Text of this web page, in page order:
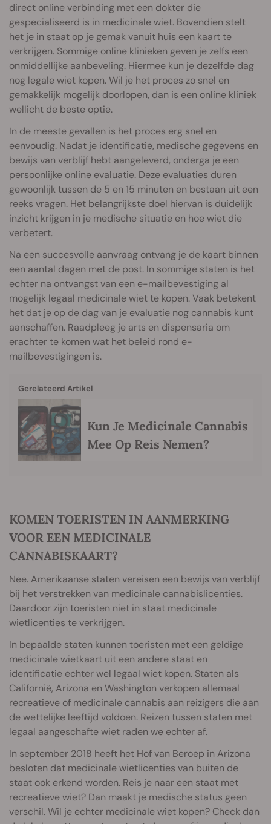
direct online verbinding met een dokter die
gespecialiseerd is in medicinale wiet. Bovendien stelt
het je in staat op je gemak vanuit huis een kaart te
verkrijgen. Sommige online klinieken geven je zelfs een
onmiddellijke aanbeveling. Hiermee kun je dezelfde dag
nog legale wiet kopen. Wil je het proces zo snel en
gemakkelijk mogelijk doorlopen, dan is een online kliniek
wellicht de beste optie.
In de meeste gevallen is het proces erg snel en
eenvoudig. Nadat je identificatie, medische gegevens en
bewijs van verblijf hebt aangeleverd, onderga je een
persoonlijke online evaluatie. Deze evaluaties duren
gewoonlijk tussen de 5 en 15 minuten en bestaan uit een
reeks vragen. Het belangrijkste doel hiervan is duidelijk
inzicht krijgen in je medische situatie en hoe wiet die
verbetert.
Na een succesvolle aanvraag ontvang je de kaart binnen
een aantal dagen met de post. In sommige staten is het
echter na ontvangst van een e-mailbevestiging al
mogelijk legaal medicinale wiet te kopen. Vaak betekent
het dat je op de dag van je evaluatie nog cannabis kunt
aanschaffen. Raadpleeg je arts en dispensaria om
erachter te komen wat het beleid rond e-
mailbevestigingen is.
Gerelateerd Artikel
Kun Je Medicinale Cannabis
Mee Op Reis Nemen?
KOMEN TOERISTEN IN AANMERKING
VOOR EEN MEDICINALE
CANNABISKAART?
Nee. Amerikaanse staten vereisen een bewijs van verblijf
bij het verstrekken van medicinale cannabislicenties.
Daardoor zijn toeristen niet in staat medicinale
wietlicenties te verkrijgen.
In bepaalde staten kunnen toeristen met een geldige
medicinale wietkaart uit een andere staat en
identificatie echter wel legaal wiet kopen. Staten als
Californië, Arizona en Washington verkopen allemaal
recreatieve of medicinale cannabis aan reizigers die aan
de wettelijke leeftijd voldoen. Reizen tussen staten met
legaal aangeschafte wiet raden we echter af.
In september 2018 heeft het Hof van Beroep in Arizona
besloten dat medicinale wietlicenties van buiten de
staat ook erkend worden. Reis je naar een staat met
recreatieve wiet? Dan maakt je medische status geen
verschil. Wil je echter medicinale wiet kopen? Check dan